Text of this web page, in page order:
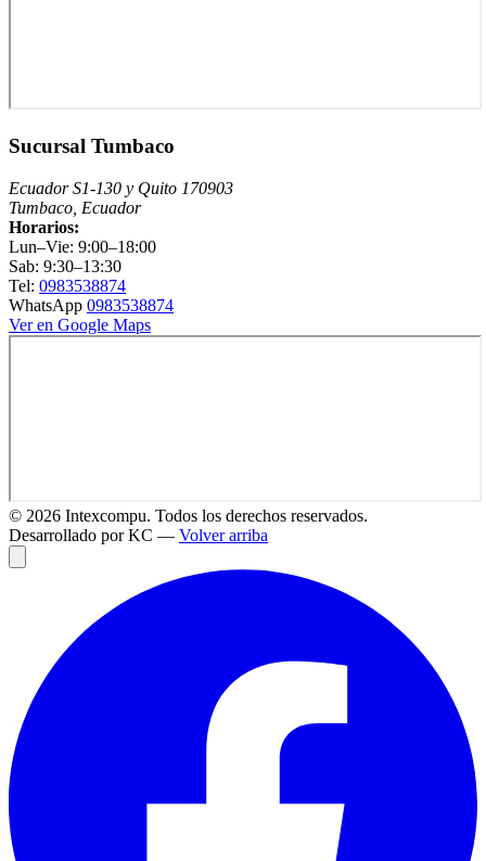
Sucursal Tumbaco
Ecuador S1-130 y Quito 170903
Tumbaco, Ecuador
Horarios:
Lun–Vie: 9:00–18:00
Sab: 9:30–13:30
Tel: 0983538874
WhatsApp 0983538874
Ver en Google Maps
© 2026 Intexcompu. Todos los derechos reservados.
Desarrollado por KC — Volver arriba